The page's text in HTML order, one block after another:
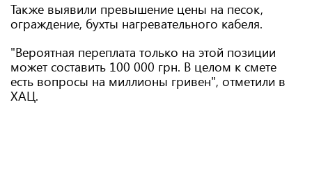
Также выявили превышение цены на песок,
ограждение, бухты нагревательного кабеля.
"Вероятная переплата только на этой позиции
может составить 100 000 грн. В целом к ​​смете
есть вопросы на миллионы гривен", отметили в
ХАЦ.